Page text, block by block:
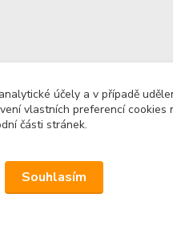
účely a v případě
vlastních preferencí cookies
části stránek.
Souhlasím